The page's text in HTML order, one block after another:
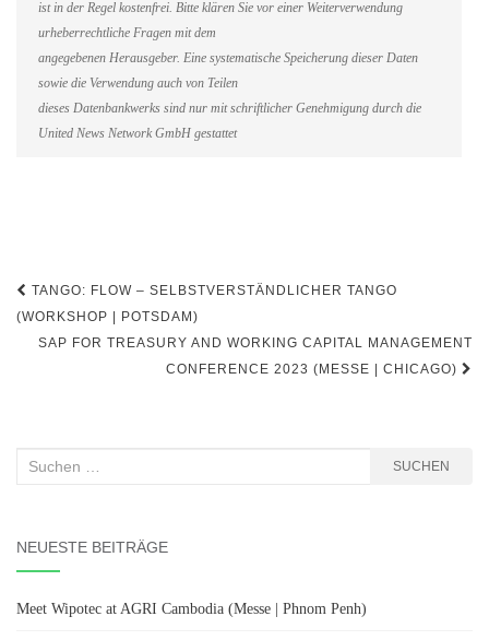
ist in der Regel kostenfrei. Bitte klären Sie vor einer Weiterverwendung
urheberrechtliche Fragen mit dem
angegebenen Herausgeber. Eine systematische Speicherung dieser Daten
sowie die Verwendung auch von Teilen
dieses Datenbankwerks sind nur mit schriftlicher Genehmigung durch die
United News Network GmbH gestattet
Beitragsnavigation
TANGO: FLOW – SELBSTVERSTÄNDLICHER TANGO
(WORKSHOP | POTSDAM)
SAP FOR TREASURY AND WORKING CAPITAL MANAGEMENT
CONFERENCE 2023 (MESSE | CHICAGO)
Suchen
SUCHEN
NEUESTE BEITRÄGE
Meet Wipotec at AGRI Cambodia (Messe | Phnom Penh)